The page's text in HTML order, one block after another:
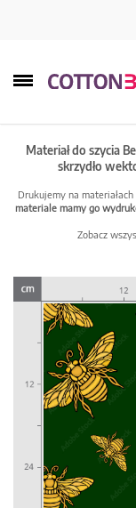
Materiał do szycia
skrzydło
Drukujemy na
materiale mamy go
Zobacz